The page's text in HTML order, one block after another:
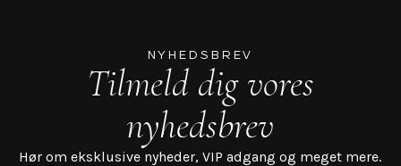
NYHEDSBREV
Tilmeld dig vores
nyhedsbrev
Hør om eksklusive nyheder, VIP adgang og meget mere.